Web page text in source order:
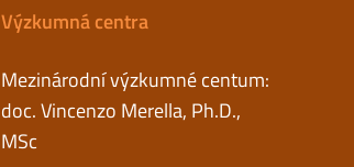
Výzkumná centra
Mezinárodní výzkumné centum:
doc. Vincenzo Merella, Ph.D.,
MSc